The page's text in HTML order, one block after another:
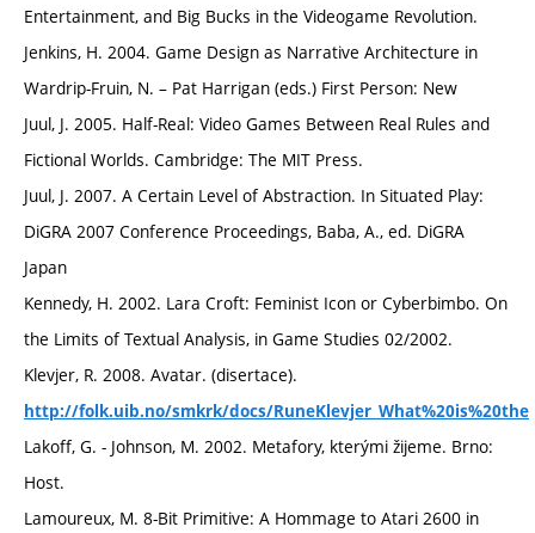
Entertainment, and Big Bucks in the Videogame Revolution.
Jenkins, H. 2004. Game Design as Narrative Architecture in
Wardrip-Fruin, N. – Pat Harrigan (eds.) First Person: New
Juul, J. 2005. Half-Real: Video Games Between Real Rules and
Fictional Worlds. Cambridge: The MIT Press.
Juul, J. 2007. A Certain Level of Abstraction. In Situated Play:
DiGRA 2007 Conference Proceedings, Baba, A., ed. DiGRA
Japan
Kennedy, H. 2002. Lara Croft: Feminist Icon or Cyberbimbo. On
the Limits of Textual Analysis, in Game Studies 02/2002.
Klevjer, R. 2008. Avatar. (disertace).
http://folk.uib.no/smkrk/docs/RuneKlevjer_What%20is%20the
Lakoff, G. - Johnson, M. 2002. Metafory, kterými žijeme. Brno:
Host.
Lamoureux, M. 8-Bit Primitive: A Hommage to Atari 2600 in